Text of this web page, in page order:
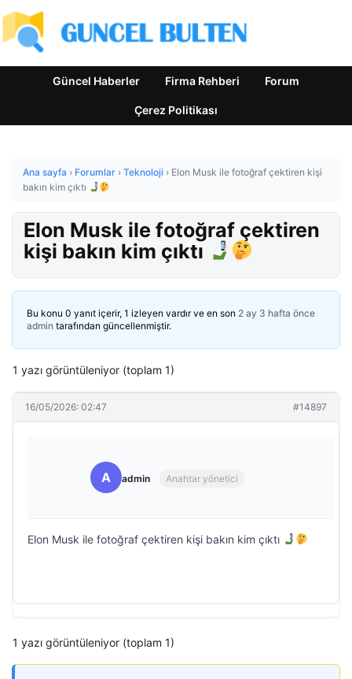
Güncel Haberler Firma Rehberi Forum
Çerez Politikası
Ana sayfa › Forumlar › Teknoloji › Elon Musk ile fotoğraf çektiren kişi
bakın kim çıktı
Elon Musk ile fotoğraf çektiren
kişi bakın kim çıktı
Bu konu 0 yanıt içerir, 1 izleyen vardır ve en son 2 ay 3 hafta önce
admin tarafından güncellenmiştir.
1 yazı görüntüleniyor (toplam 1)
16/05/2026: 02:47 #14897
A admin Anahtar yönetici
Elon Musk ile fotoğraf çektiren kişi bakın kim çıktı
1 yazı görüntüleniyor (toplam 1)